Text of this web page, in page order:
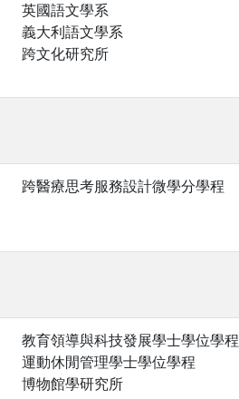
英國語文學系
義大利語文學系
跨文化研究所
跨醫療思考服務設計微學分學程
教育領導與科技發展學士學位學程
運動休閒管理學士學位學程
博物館學研究所